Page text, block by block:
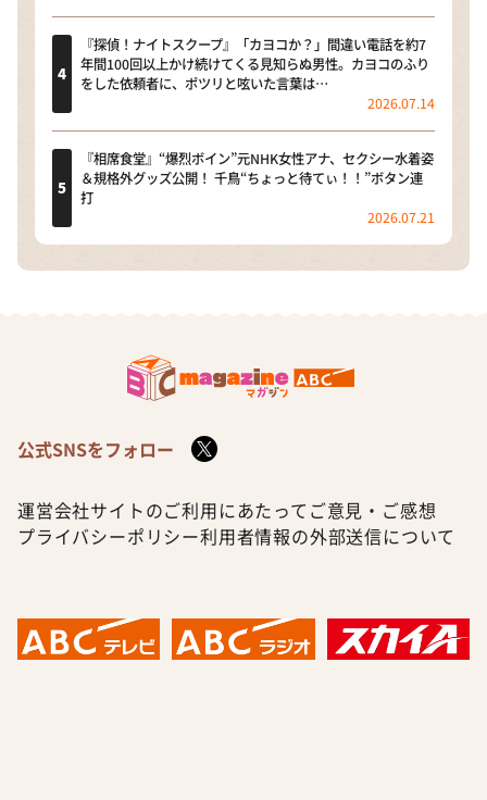
『探偵！ナイトスクープ』「カヨコか？」間違い電話を約7
年間100回以上かけ続けてくる見知らぬ男性。カヨコのふり
をした依頼者に、ポツリと呟いた言葉は…
2026.07.14
『相席食堂』“爆烈ボイン”元NHK女性アナ、セクシー水着姿
＆規格外グッズ公開！ 千鳥“ちょっと待てぃ！！”ボタン連
打
2026.07.21
公式SNSをフォロー
運営会社サイトのご利用にあたって ご意見・ご感想
プライバシーポリシー利用者情報の外部送信について